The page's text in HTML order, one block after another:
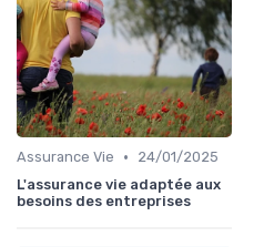
Assurance Vie •
24/01/2025
L'assurance vie adaptée aux
besoins des entreprises